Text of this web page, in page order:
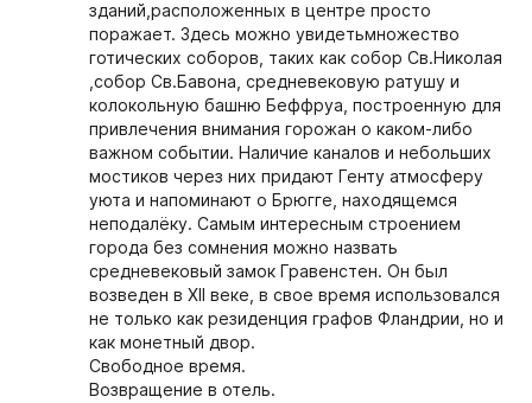
зданий,расположенных в центре просто
поражает. Здесь можно увидетьмножество
готических соборов, таких как собор Св.Николая
,собор Св.Бавона, средневековую ратушу и
колокольную башню Беффруа, построенную для
привлечения внимания горожан о каком-либо
важном событии. Наличие каналов и небольших
мостиков через них придают Генту атмосферу
уюта и напоминают о Брюгге, находящемся
неподалёку. Самым интересным строением
города без сомнения можно назвать
средневековый замок Гравенстен. Он был
возведен в XII веке, в свое время использовался
не только как резиденция графов Фландрии, но и
как монетный двор.
Свободное время.
Возвращение в отель.